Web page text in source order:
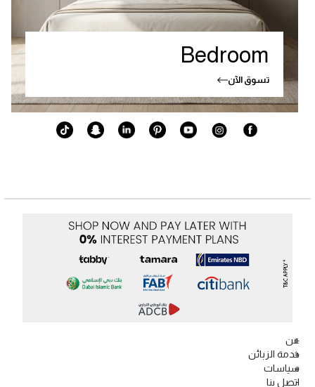
Bedroom
تسوق الآن
عن
خدمة الزبائن
سياسات
اتصل بنا